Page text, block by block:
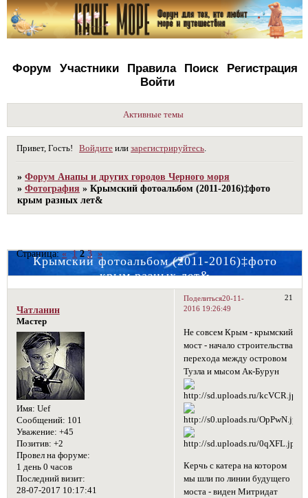
Форум Участники Правила Поиск
Регистрация
Войти
Активные темы
Привет, Гость! Войдите илизарегистрируйтесь
»Форум Анапы и других городов Черного моря
»Фотография »Крымский фотоальбом (2011-2016)‡фото
крым разных лет&
Крымский фотоальбом (2011-2016)‡фото
крым разных лет&
Страница:« 1 2 3 »
Поделиться 21
20-11-
2016 19:26:49
Чатланин
Мастер
Имя: Uef
Сообщений: 101
Уважение: +45
Позитив: +2
Провел на форуме:
1 день 0 часов
Последний визит:
28-07-2017 10:17:41
Не совсем Крым - крымский
мост - начало строительства
перехода между островом
Тузла и мысом Ак-Бурун
Керчь с катера на котором
мы шли по линии будущего
моста - виден Митридат